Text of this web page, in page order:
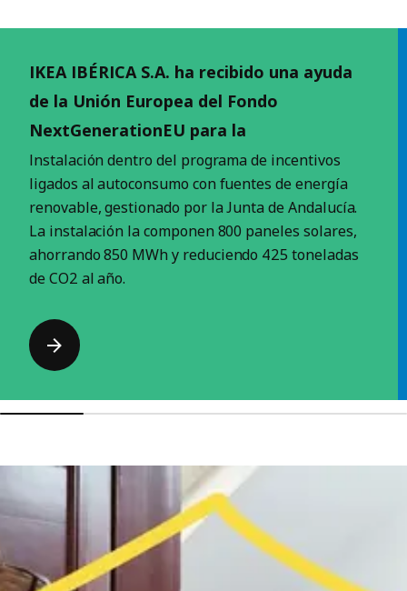
IKEA IBÉRICA S.A. ha recibido una ayuda
de la Unión Europea del Fondo
NextGenerationEU para la
Instalación dentro del programa de incentivos
ligados al autoconsumo con fuentes de energía
renovable, gestionado por la Junta de Andalucía.
La instalación la componen 800 paneles solares,
ahorrando 850 MWh y reduciendo 425 toneladas
de CO2 al año.